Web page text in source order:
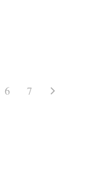
6 7